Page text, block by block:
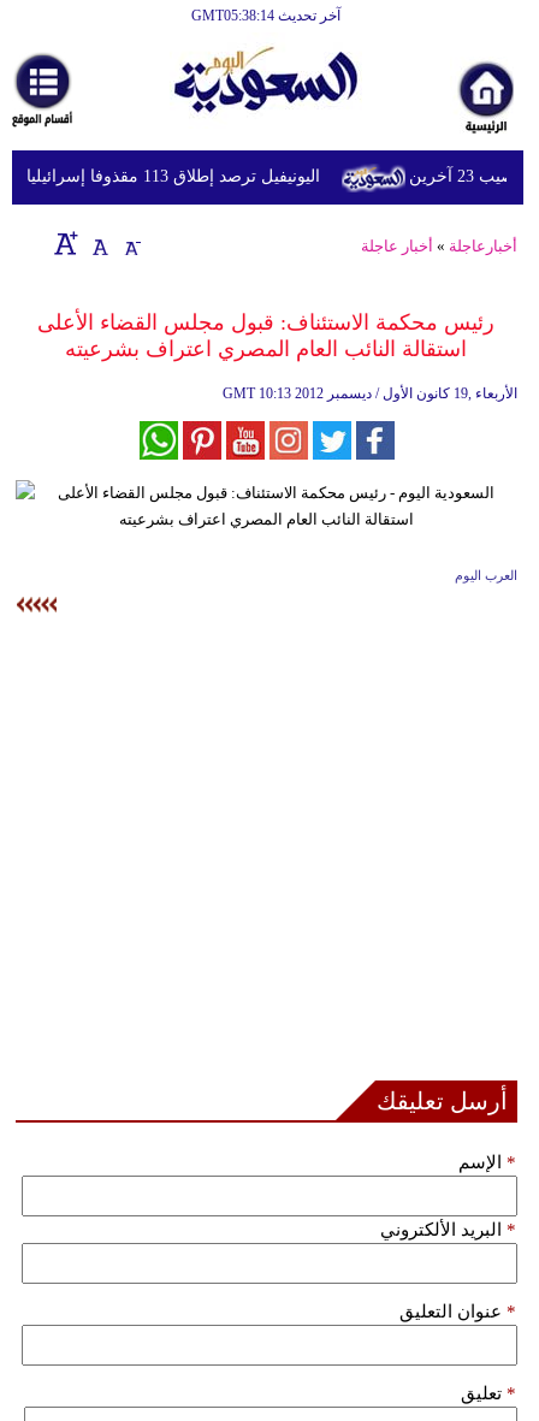
آخر تحديث GMT05:38:14
أخبارعاجلة
رياضة
ثقافة
إقتصاد
وموسيقى
ديكور
فيديو
اليونيفيل ترصد إطلاق 113 مقذوفا إسرائيليا على لبنان خلال يوم واحد
أخبارعاجلة » أخبار عاجلة
رئيس محكمة الاستئناف: قبول مجلس القضاء الأعلى
استقالة النائب العام المصري اعتراف بشرعيته
GMT 10:13 2012 الأربعاء ,19 كانون الأول / ديسمبر
العرب اليوم
أرسل تعليقك
الإسم *
البريد الألكتروني *
عنوان التعليق *
تعليق *